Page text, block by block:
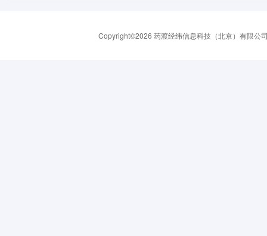
Copyright©2026 药渡经纬信息科技（北京）有限公